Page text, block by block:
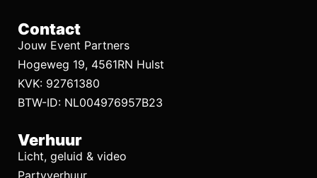
Contact
Jouw Event Partners
Hogeweg 19, 4561RN Hulst
KVK: 92761380
BTW-ID: NL004976957B23
Verhuur
Licht, geluid & video